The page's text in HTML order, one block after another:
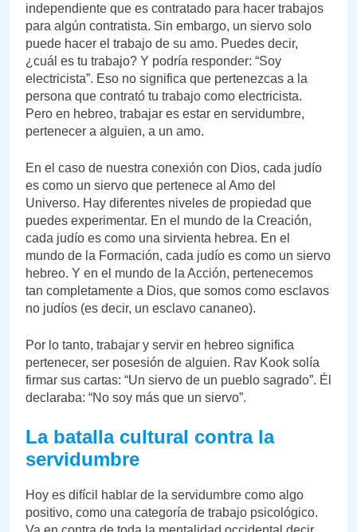
independiente que es contratado para hacer trabajos
para algún contratista. Sin embargo, un siervo solo
puede hacer el trabajo de su amo. Puedes decir,
¿cuál es tu trabajo? Y podría responder: “Soy
electricista”. Eso no significa que pertenezcas a la
persona que contrató tu trabajo como electricista.
Pero en hebreo, trabajar es estar en servidumbre,
pertenecer a alguien, a un amo.
En el caso de nuestra conexión con Dios, cada judío
es como un siervo que pertenece al Amo del
Universo. Hay diferentes niveles de propiedad que
puedes experimentar. En el mundo de la Creación,
cada judío es como una sirvienta hebrea. En el
mundo de la Formación, cada judío es como un siervo
hebreo. Y en el mundo de la Acción, pertenecemos
tan completamente a Dios, que somos como esclavos
no judíos (es decir, un esclavo cananeo).
Por lo tanto, trabajar y servir en hebreo significa
pertenecer, ser posesión de alguien. Rav Kook solía
firmar sus cartas: “Un siervo de un pueblo sagrado”. Él
declaraba: “No soy más que un siervo”.
La batalla cultural contra la
servidumbre
Hoy es difícil hablar de la servidumbre como algo
positivo, como una categoría de trabajo psicológico.